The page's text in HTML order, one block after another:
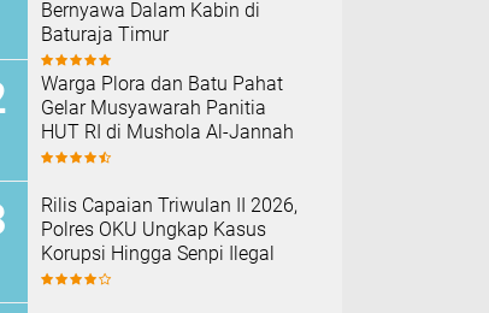
Bernyawa Dalam Kabin di
Baturaja Timur
Warga Plora dan Batu Pahat
Gelar Musyawarah Panitia
HUT RI di Mushola Al-Jannah
Rilis Capaian Triwulan II 2026,
Polres OKU Ungkap Kasus
Korupsi Hingga Senpi Ilegal